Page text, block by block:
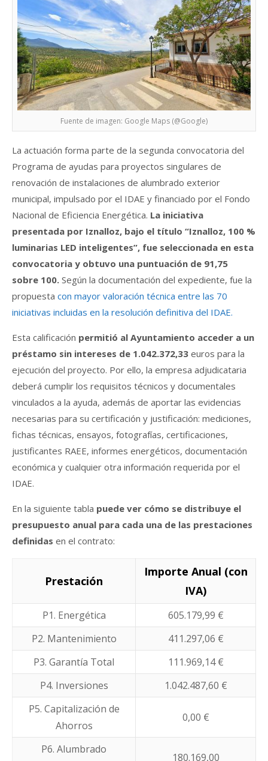
Fuente de imagen: Google Maps (@Google)
La actuación forma parte de la segunda convocatoria del
Programa de ayudas para proyectos singulares de
renovación de instalaciones de alumbrado exterior
municipal, impulsado por el IDAE y financiado por el Fondo
Nacional de Eficiencia Energética. La iniciativa
presentada por Iznalloz, bajo el título “Iznalloz, 100 %
luminarias LED inteligentes”, fue seleccionada en esta
convocatoria y obtuvo una puntuación de 91,75
sobre 100. Según la documentación del expediente, fue la
propuesta con mayor valoración técnica entre las 70
iniciativas incluidas en la resolución definitiva del IDAE.
Esta calificación permitió al Ayuntamiento acceder a un
préstamo sin intereses de 1.042.372,33 euros para la
ejecución del proyecto. Por ello, la empresa adjudicataria
deberá cumplir los requisitos técnicos y documentales
vinculados a la ayuda, además de aportar las evidencias
necesarias para su certificación y justificación: mediciones,
fichas técnicas, ensayos, fotografías, certificaciones,
justificantes RAEE, informes energéticos, documentación
económica y cualquier otra información requerida por el
IDAE.
En la siguiente tabla puede ver cómo se distribuye el
presupuesto anual para cada una de las prestaciones
definidas en el contrato:
Prestación
Importe Anual (con
IVA)
P1. Energética
605.179,99 €
P2. Mantenimiento
411.297,06 €
P3. Garantía Total
111.969,14 €
P4. Inversiones
1.042.487,60 €
P5. Capitalización de
Ahorros
0,00 €
P6. Alumbrado
180.169,00